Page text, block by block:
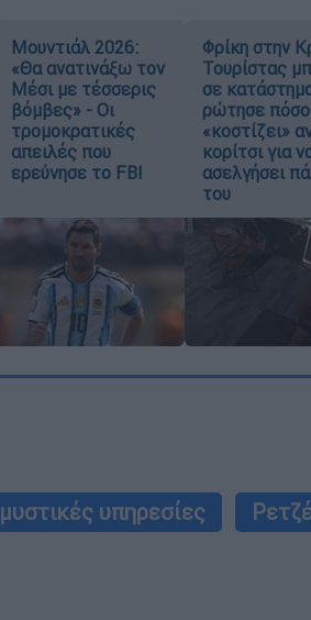
Μουντιάλ 2026:
«Θα ανατινάξω τον
Μέσι με τέσσερις
βόμβες» - Οι
τρομοκρατικές
απειλές που
ερεύνησε το FBI
Φρίκη στην
Τουρίστας
σε
ρώτησε πόσο
«κοστίζει»
κορίτσι για
ασελγήσει
του
μυστικές υπηρεσίες